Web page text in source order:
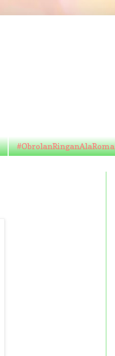
#ObrolanRinganAlaRoma